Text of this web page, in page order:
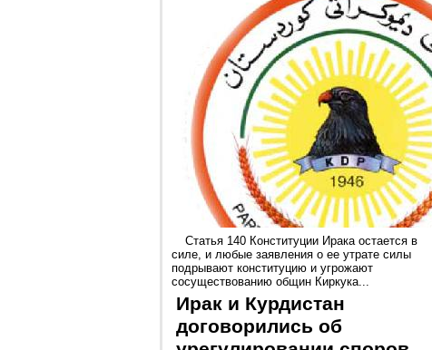
Статья 140 Конституции Ирака остается в
силе, и любые заявления о ее утрате силы
подрывают конституцию и угрожают
сосуществованию общин Киркука...
Ирак и Курдистан
договорились об